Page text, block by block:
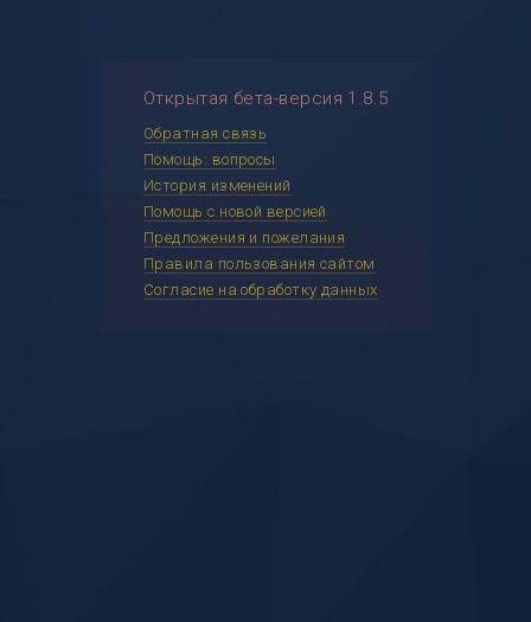
Открытая бета-версия 1.8.5
Обратная связь
Помощь: вопросы
История изменений
Помощь с новой версией
Предложения и пожелания
Правила пользования сайтом
Согласие на обработку данных